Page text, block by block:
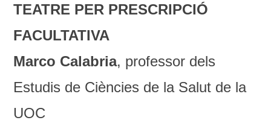
TEATRE PER PRESCRIPCIÓ
FACULTATIVA
Marco Calabria, professor dels
Estudis de Ciències de la Salut de la
UOC